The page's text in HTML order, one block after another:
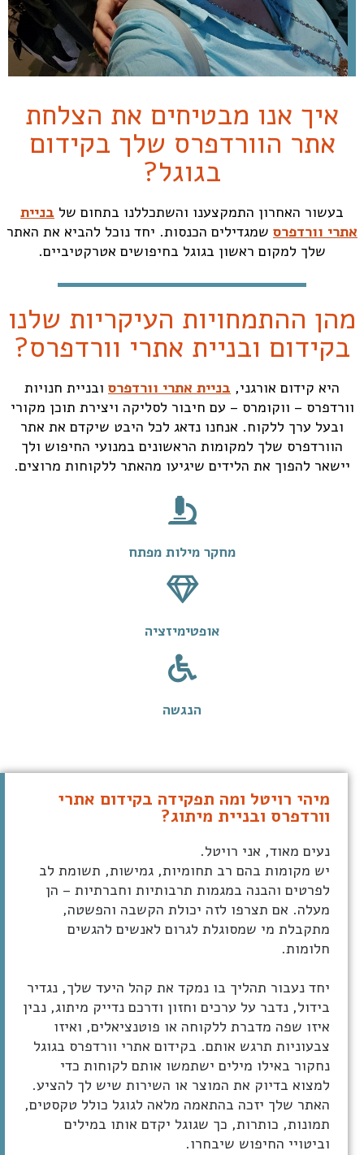
איך אנו מבטיחים את הצלחת
אתר הוורדפרס שלך בקידום
בגוגל?
בעשור האחרון התמקצענו והשתכללנו בתחום של בניית
אתרי וורדפרס שמגדילים הכנסות. יחד נוכל להביא את האתר
שלך למקום ראשון בגוגל בחיפושים אטרקטיביים.
מהן ההתמחויות העיקריות שלנו
בקידום ובניית אתרי וורדפרס?
היא קידום אורגני, בניית אתרי וורדפרס ובניית חנויות
וורדפרס – ווקומרס – עם חיבור לסליקה ויצירת תוכן מקורי
ובעל ערך ללקוח. אנחנו נדאג לכל היבט שיקדם את אתר
הוורדפרס שלך למקומות הראשונים במנועי החיפוש ולך
יישאר להפוך את הלידים שיגיעו מהאתר ללקוחות מרוצים.
מחקר מילות מפתח
אופטימיזציה
הנגשה
מיהי רויטל ומה תפקידה בקידום אתרי
וורדפרס ובניית מיתוג?
נעים מאוד, אני רויטל.
יש מקומות בהם רב תחומיות, גמישות, תשומת לב
לפרטים והבנה במגמות תרבותיות וחברתיות – הן
מעלה. אם תצרפו לזה יכולת הקשבה והפשטה,
מתקבלת מי שמסוגלת לגרום לאנשים להגשים
חלומות.
יחד נעבור תהליך בו נמקד את קהל היעד שלך, נגדיר
בידול, נדבר על ערכים וחזון ודרכם נדייק מיתוג, נבין
איזו שפה מדברת ללקוחה או פוטנציאלים, ואיזו
צבעוניות תרגש אותם. בקידום אתרי וורדפרס בגוגל
נחקור באילו מילים ישתמשו אותם לקוחות כדי
למצוא בדיוק את המוצר או השירות שיש לך להציע.
האתר שלך יזכה בהתאמה מלאה לגוגל כולל טקסטים,
תמונות, כותרות, כך שגוגל יקדם אותו במילים
וביטויי החיפוש שיבחרו.